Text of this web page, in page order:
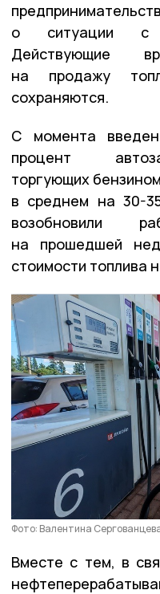
о ситуации с
Действующие
на продажу
сохраняются.
С момента
процент
торгующих
в среднем на 30-
возобновили
на прошедшей
стоимости топлива
Фото: Валентина
Вместе с тем, в